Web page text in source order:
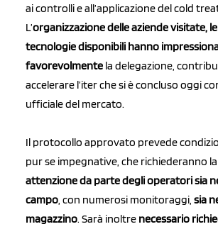
ai controlli e all’applicazione del cold
L’organizzazione delle aziende visitate,
tecnologie disponibili hanno
favorevolmente la delegazione,
accelerare l’iter che si è concluso oggi
ufficiale del mercato.
Il protocollo approvato prevede
pur se impegnative, che richiederanno la
attenzione da parte degli operatori sia
campo , con numerosi monitoraggi, sia
magazzino. Sarà inoltre necessario